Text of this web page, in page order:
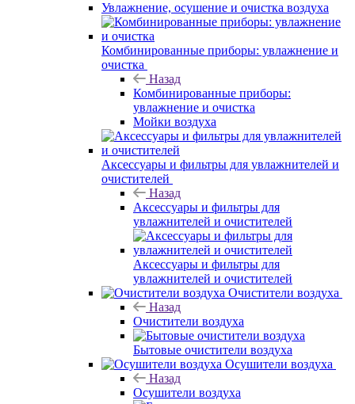
Увлажнение, осушение и очистка воздуха
Комбинированные приборы: увлажнение и
очистка
Назад
Комбинированные приборы:
увлажнение и очистка
Мойки воздуха
Аксессуары и фильтры для увлажнителей и
очистителей
Назад
Аксессуары и фильтры для
увлажнителей и очистителей
Аксессуары и фильтры для
увлажнителей и очистителей
Очистители воздуха
Назад
Очистители воздуха
Бытовые очистители воздуха
Осушители воздуха
Назад
Осушители воздуха